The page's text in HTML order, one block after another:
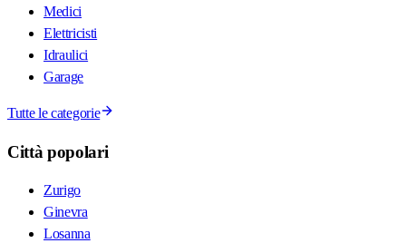
Medici
Elettricisti
Idraulici
Garage
Tutte le categorie
Città popolari
Zurigo
Ginevra
Losanna